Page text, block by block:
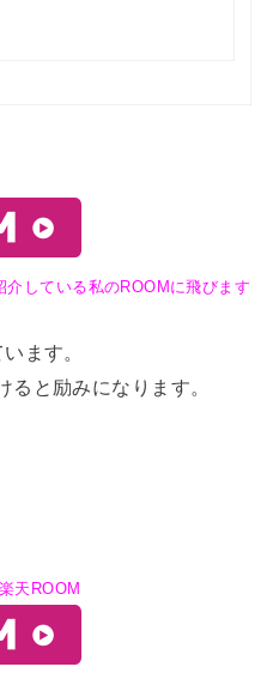
している私のROOMに飛びます
ます。
と励みになります。
天ROOM